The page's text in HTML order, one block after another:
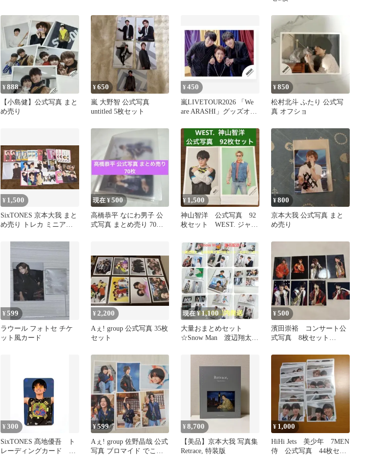
¥888
【小島健】公式写真 まと
め売り
¥650
嵐 大野智 公式写真
untitled 5枚セット
¥450
嵐LIVETOUR2026 「We
are ARASHI」グッズオフ
¥850
松村北斗 ふたり 公式写
真 オフショ
¥ 1,500
SixTONES 京本大我 まと
め売り トレカ ミニアク
現在 ¥500
高橋恭平 なにわ男子 公
式写真 まとめ売り 70枚
¥ 1,500
神山智洋 公式写真 92
枚セット WEST. ジャニ
¥800
京本大我 公式写真 まと
め売り
¥599
ラウール フォトセ チケ
ット風カード
¥ 2,200
Aぇ! group 公式写真 35枚
セット
現在 ¥1,100
大量おまとめセット
☆Snow Man 渡辺翔太
まけつき
¥500
濱田崇裕 コンサート公
式写真 8枚セット
¥300
SixTONES 髙地優吾 ト
レーディングカード ト
¥599
Aぇ! group 佐野晶哉 公式
写真 ブロマイド でこぼ
¥8,700
【美品】京本大我 写真集
Retrace, 特装版
¥ 1,000
HiHi Jets 美少年 7MEN
侍 公式写真 44枚セッ